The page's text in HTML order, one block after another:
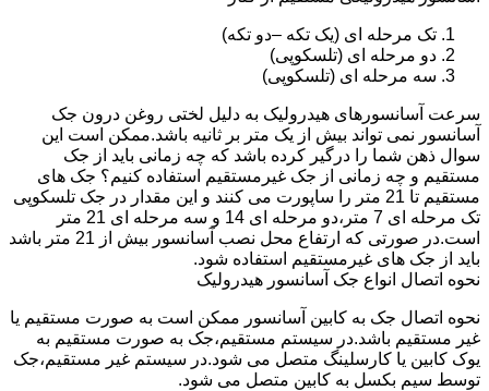
تک مرحله ای (یک تکه –دو تکه)
دو مرحله ای (تلسکوپی)
سه مرحله ای (تلسکوپی)
سرعت آسانسورهای هیدرولیک به دلیل لختی روغن درون جک
آسانسور نمی تواند بیش از یک متر بر ثانیه باشد.ممکن است این
سوال ذهن شما را درگیر کرده باشد که چه زمانی باید از جک
مستقیم و چه زمانی از جک غیرمستقیم استفاده کنیم؟ جک های
مستقیم تا 21 متر را ساپورت می کنند و این مقدار در جک تلسکوپی
تک مرحله ای 7 متر،دو مرحله ای 14 و سه مرحله ای 21 متر
است.در صورتی که ارتفاع محل نصب آسانسور بیش از 21 متر باشد
باید از جک های غیرمستقیم استفاده شود.
نحوه اتصال انواع جک آسانسور هیدرولیک
نحوه اتصال جک به کابین آسانسور ممکن است به صورت مستقیم یا
غیر مستقیم باشد.در سیستم مستقیم،جک به صورت مستقیم به
یوک کابین یا کارسلینگ متصل می شود.در سیستم غیر مستقیم،جک
توسط سیم بکسل به کابین متصل می شود.